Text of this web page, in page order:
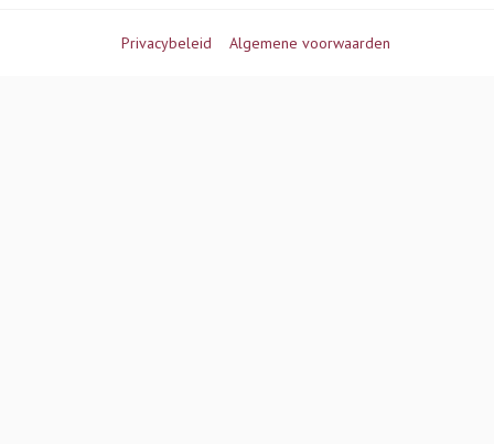
Privacybeleid Algemene voorwaarden